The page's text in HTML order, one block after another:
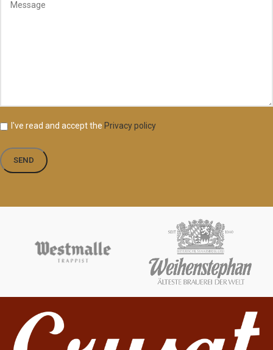
I've read and accept the Privacy policy